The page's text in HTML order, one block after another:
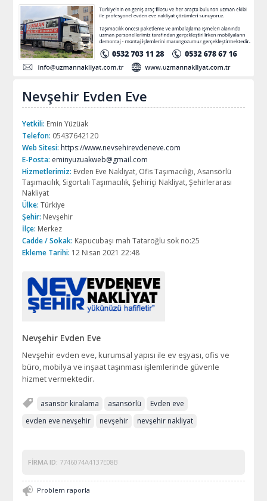
Nevşehir Evden Eve
Yetkili: Emin Yüzüak
Telefon: 05437642120
Web Sitesi: https://www.nevsehirevdeneve.com
E-Posta: eminyuzuakweb@gmail.com
Hizmetlerimiz: Evden Eve Nakliyat, Ofis Taşımacılığı, Asansörlü
Taşımacılık, Sigortalı Taşımacılık, Şehiriçi Nakliyat, Şehirlerarası
Nakliyat
Ülke: Türkiye
Şehir: Nevşehir
İlçe: Merkez
Cadde / Sokak: Kapucubaşı mah Tataroğlu sok no:25
Ekleme Tarihi: 12 Nisan 2021 22:48
Nevşehir Evden Eve
Nevşehir evden eve, kurumsal yapısı ile ev eşyası, ofis ve
büro, mobilya ve inşaat taşınması işlemlerinde güvenle
hizmet vermektedir.
asansör kiralama asansörlü
Evden eve
evden eve nevşehir
nevşehir nevşehir nakliyat
FIRMA ID: 7746074A4137E08B
Problem raporla